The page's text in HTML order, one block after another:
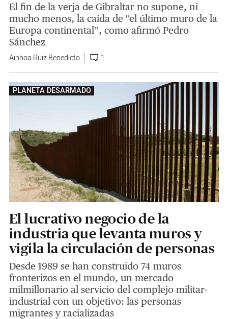
El fin de la verja de Gibraltar no supone, ni
mucho menos, la caída de "el último muro de la
Europa continental”, como afirmó Pedro
Sánchez
Ainhoa Ruiz Benedicto 1
PLANETA DESARMADO
El lucrativo negocio de la
industria que levanta muros y
vigila la circulación de personas
Desde 1989 se han construido 74 muros
fronterizos en el mundo, un mercado
milmillonario al servicio del complejo militar-
industrial con un objetivo: las personas
migrantes y racializadas